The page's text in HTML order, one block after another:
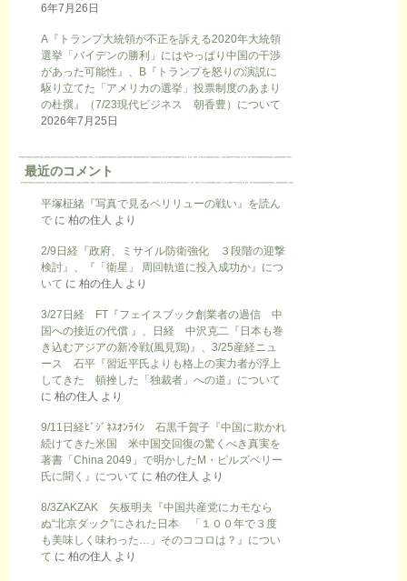
6年7月26日
A『トランプ大統領が不正を訴える2020年大統領
選挙「バイデンの勝利」にはやっぱり中国の干渉
があった可能性』、B『トランプを怒りの演説に
駆り立てた「アメリカの選挙」投票制度のあまり
の杜撰』（7/23現代ビジネス 朝香豊）について
2026年7月25日
最近のコメント
平塚柾緒『写真で見るペリリューの戦い』を読ん
で に 柏の住人 より
2/9日経『政府、ミサイル防衛強化 ３段階の迎撃
検討』、『「衛星」 周回軌道に投入成功か』につ
いて に 柏の住人 より
3/27日経 FT『フェイスブック創業者の過信 中
国への接近の代償 』、日経 中沢克二『日本も巻
き込むアジアの新冷戦(風見鶏)』、3/25産経ニュ
ース 石平『習近平氏よりも格上の実力者が浮上
してきた 頓挫した「独裁者」への道』について
に 柏の住人 より
9/11日経ﾋﾞｼﾞﾈｽｵﾝﾗｲﾝ 石黒千賀子『中国に欺かれ
続けてきた米国 米中国交回復の驚くべき真実を
著書「China 2049」で明かしたM・ピルズベリー
氏に聞く』について に 柏の住人 より
8/3ZAKZAK 矢板明夫『中国共産党にカモなら
ぬ“北京ダック”にされた日本 「１００年で３度
も美味しく味わった…」そのココロは？』につい
て に 柏の住人 より